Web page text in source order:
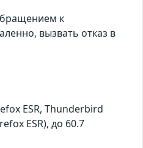
к
вызвать отказ в
ESR, Thunderbird
ESR), до 60.7